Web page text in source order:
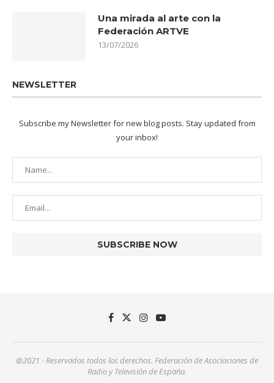
Una mirada al arte con la
Federación ARTVE
13/07/2026
NEWSLETTER
Subscribe my Newsletter for new blog posts. Stay updated from
your inbox!
@2021 - Reservados todos los derechos. Federación de Asociaciones de
Radio y Televisión de España.